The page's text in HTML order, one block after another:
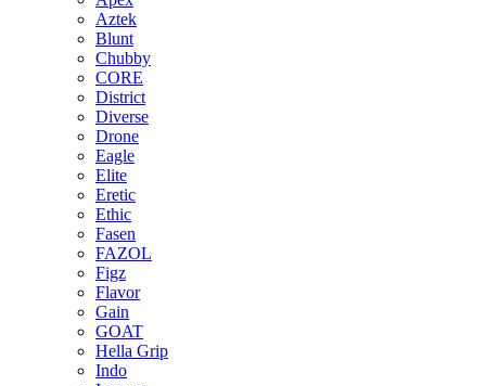
Aztek
Blunt
Chubby
CORE
District
Diverse
Drone
Eagle
Elite
Eretic
Ethic
Fasen
FAZOL
Figz
Flavor
Gain
GOAT
Hella Grip
Indo